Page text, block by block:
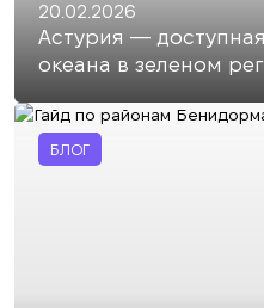
20.02.2026
Астурия —
океана в зеленом
БЛОГ